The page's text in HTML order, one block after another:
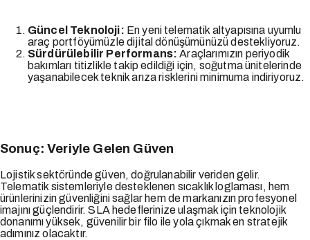
Güncel Teknoloji: En yeni telematik altyapısına uyumlu
araç portföyümüzle dijital dönüşümünüzü destekliyoruz.
Sürdürülebilir Performans: Araçlarımızın periyodik
bakımları titizlikle takip edildiği için, soğutma ünitelerinde
yaşanabilecek teknik arıza risklerini minimuma indiriyoruz.
Sonuç: Veriyle Gelen Güven
Lojistik sektöründe güven, doğrulanabilir veriden gelir.
Telematik sistemleriyle desteklenen sıcaklık loglaması, hem
ürünlerinizin güvenliğini sağlar hem de markanızın profesyonel
imajını güçlendirir. SLA hedeflerinize ulaşmak için teknolojik
donanımı yüksek, güvenilir bir filo ile yola çıkmak en stratejik
adımınız olacaktır.